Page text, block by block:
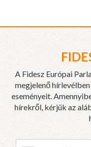
A Fidesz Európai
megjelenő
eseményeit.
hírekről, kérjük az